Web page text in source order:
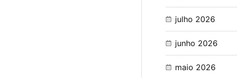
julho 2026
junho 2026
maio 2026